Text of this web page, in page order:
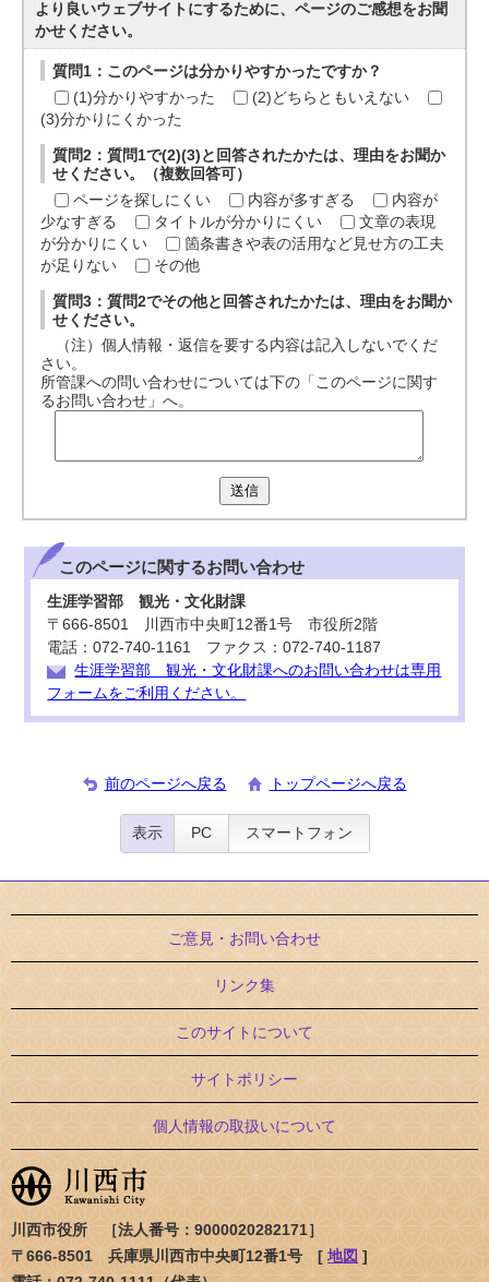
より良いウェブサイトにするために、ページのご感想をお聞
かせください。
質問1：このページは分かりやすかったですか？
(1)分かりやすかった
(2)どちらともいえない
(3)分かりにくかった
質問2：質問1で(2)(3)と回答されたかたは、理由をお聞か
せください。（複数回答可）
ページを探しにくい
内容が多すぎる
内容が
少なすぎる
タイトルが分かりにくい
文章の表現
が分かりにくい
箇条書きや表の活用など見せ方の工夫
が足りない
その他
質問3：質問2でその他と回答されたかたは、理由をお聞か
せください。
（注）個人情報・返信を要する内容は記入しないでくだ
さい。
所管課への問い合わせについては下の「このページに関す
るお問い合わせ」へ。
送信
このページに関するお問い合わせ
生涯学習部 観光・文化財課
〒666-8501 川西市中央町12番1号 市役所2階
電話：072-740-1161 ファクス：072-740-1187
生涯学習部 観光・文化財課へのお問い合わせは専用
フォームをご利用ください。
前のページへ戻る トップページへ戻る
表示 PC スマートフォン
ご意見・お問い合わせ
リンク集
このサイトについて
サイトポリシー
個人情報の取扱いについて
川西市役所 ［法人番号：9000020282171］
〒666-8501 兵庫県川西市中央町12番1号 [ 地図 ]